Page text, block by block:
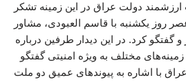
دولت عراق در این زمینه تشکر
روز یکشنبه با قاسم العبودی، مشاور
گفتگو کرد. در این دیدار طرفین درباره
مختلف به ویژه امنیتی گفتگو
با اشاره به پیوندهای عمیق دو ملت